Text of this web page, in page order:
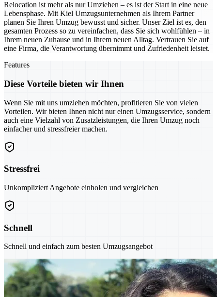
Relocation ist mehr als nur Umziehen – es ist der Start in eine neue
Lebensphase. Mit Kiel Umzugsunternehmen als Ihrem Partner
planen Sie Ihren Umzug bewusst und sicher. Unser Ziel ist es, den
gesamten Prozess so zu vereinfachen, dass Sie sich wohlfühlen – in
Ihrem neuen Zuhause und in Ihrem neuen Alltag. Vertrauen Sie auf
eine Firma, die Verantwortung übernimmt und Zufriedenheit leistet.
Features
Diese Vorteile bieten wir Ihnen
Wenn Sie mit uns umziehen möchten, profitieren Sie von vielen
Vorteilen. Wir bieten Ihnen nicht nur einen Umzugsservice, sondern
auch eine Vielzahl von Zusatzleistungen, die Ihren Umzug noch
einfacher und stressfreier machen.
Stressfrei
Unkompliziert Angebote einholen und vergleichen
Schnell
Schnell und einfach zum besten Umzugsangebot